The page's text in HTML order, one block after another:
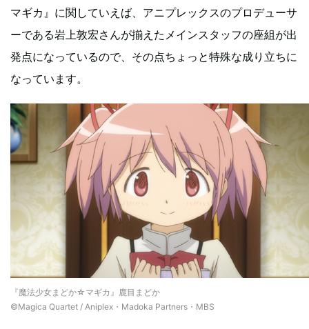
マギカ』に関していえば、アニプレックスのプロデューサ
ーである岩上敦宏さんが揃えたメインスタッフの座組が出
発点になっているので、その点ちょっと特殊な成り立ちに
なっています。
『魔法少女まどか☆マギカ』鹿目まどか
©Magica Quartet / Aniplex・Madoka Partners・MBS